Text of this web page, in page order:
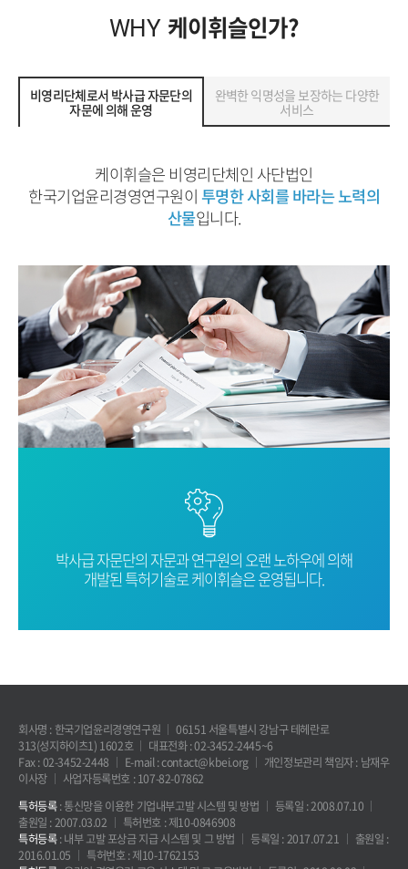
WHY 케이휘슬인가?
비영리단체로서 박사급 자문단의
자문에 의해 운영
완벽한 익명성을 보장하는 다양한
서비스
케이휘슬은 비영리단체인 사단법인
한국기업윤리경영연구원이투명한 사회를 바라는 노력의
산물입니다.
박사급 자문단의 자문과 연구원의 오랜노하우에 의해
개발된 특허기술로케이휘슬은 운영됩니다.
회사명 : 한국기업윤리경영연구원
06151 서울특별시 강남구 테헤란로
313(성지하이츠1) 1602호
대표전화 : 02-3452-2445~6
Fax : 02-3452-2448
E-mail : contact@kbei.org
개인정보관리 책임자 : 남재우
이사장
사업자등록번호 : 107-82-07862
특허등록: 통신망을 이용한 기업내부고발 시스템 및 방법
등록일 : 2008.07.10
출원일 : 2007.03.02
특허번호 : 제10-0846908
특허등록: 내부 고발 포상금 지급 시스템 및 그 방법 등록일 : 2017.07.21
출원일 :
2016.01.05
특허번호 : 제10-1762153